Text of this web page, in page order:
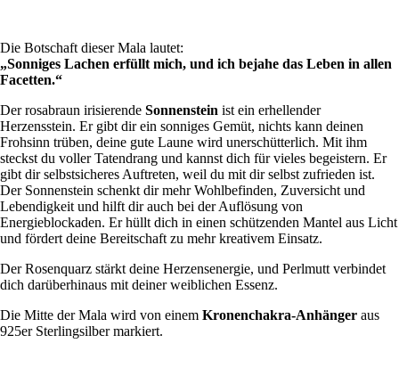
Die Botschaft dieser Mala lautet:
„Sonniges Lachen erfüllt mich, und ich bejahe das Leben in allen
Facetten.“
Der rosabraun irisierende Sonnenstein ist ein erhellender
Herzensstein. Er gibt dir ein sonniges Gemüt, nichts kann deinen
Frohsinn trüben, deine gute Laune wird unerschütterlich. Mit ihm
steckst du voller Tatendrang und kannst dich für vieles begeistern. Er
gibt dir selbstsicheres Auftreten, weil du mit dir selbst zufrieden ist.
Der Sonnenstein schenkt dir mehr Wohlbefinden, Zuversicht und
Lebendigkeit und hilft dir auch bei der Auflösung von
Energieblockaden. Er hüllt dich in einen schützenden Mantel aus Licht
und fördert deine Bereitschaft zu mehr kreativem Einsatz.
Der Rosenquarz stärkt deine Herzensenergie, und Perlmutt verbindet
dich darüberhinaus mit deiner weiblichen Essenz.
Die Mitte der Mala wird von einem Kronenchakra-Anhänger aus
925er Sterlingsilber markiert.